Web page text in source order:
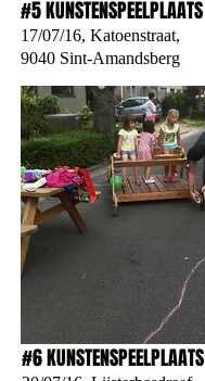
#5 KUNSTENSPEELPLAATS
17/07/16, Katoenstraat,
9040 Sint-Amandsberg
#6 KUNSTENSPEELPLAATS